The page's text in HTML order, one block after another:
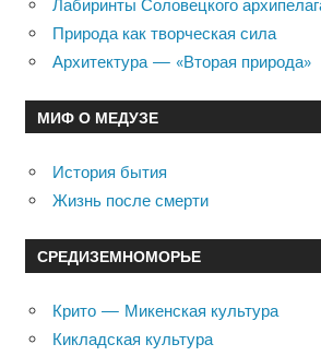
Лабиринты Соловецкого
Природа как творческая сила
Архитектура — «Вторая природа»
МИФ О МЕДУЗЕ
История бытия
Жизнь после смерти
СРЕДИЗЕМНОМОРЬЕ
Крито — Микенская культура
Кикладская культура